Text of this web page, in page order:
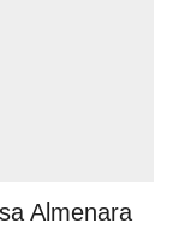
Almenara